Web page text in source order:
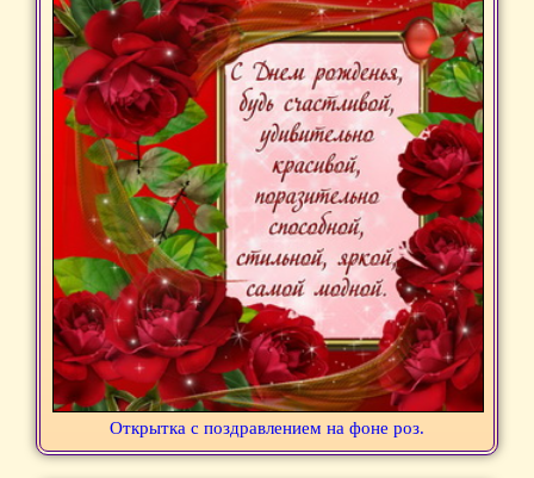
Открытка с поздравлением на фоне роз.